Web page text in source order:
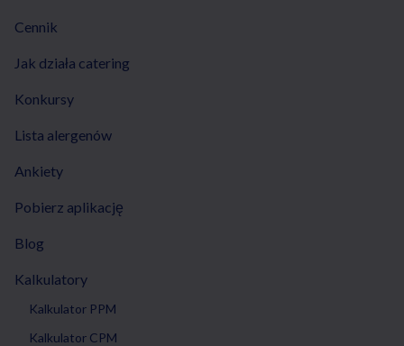
Cennik
Jak działa catering
Konkursy
Lista alergenów
Ankiety
Pobierz aplikację
Blog
Kalkulatory
Kalkulator PPM
Kalkulator CPM